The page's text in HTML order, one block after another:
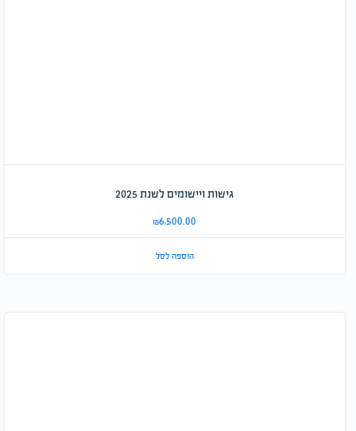
גישות ויישומים לשנת 2025
₪6,500.00
הוספה לסל